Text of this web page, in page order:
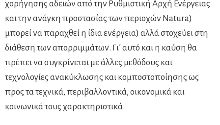
χορήγησης αδειών από την Ρυθμιστική Αρχή Ενέργειας
και την ανάγκη προστασίας των περιοχών Natura)
μπορεί να παραχθεί η ίδια ενέργεια) αλλά στοχεύει στη
διάθεση των απορριμμάτων. Γι΄ αυτό και η καύση θα
πρέπει να συγκρίνεται με άλλες μεθόδους και
τεχνολογίες ανακύκλωσης και κομποστοποίησης ως
προς τα τεχνικά, περιβαλλοντικά, οικονομικά και
κοινωνικά τους χαρακτηριστικά.